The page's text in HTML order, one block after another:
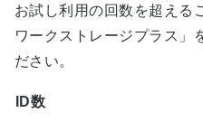
お試し利用の回数を超える
ワークストレージプラス」
ださい。
ID数